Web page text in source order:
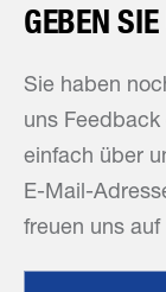
GEBEN
Sie haben
uns
einfach über
E-Mail-
freuen uns